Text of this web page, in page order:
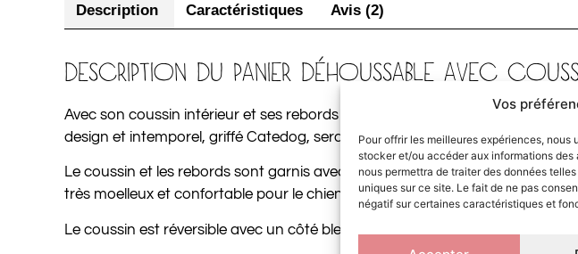
Vos
Pour offrir les meilleures expériences,
stocker et/ou accéder aux informations
nous permettra de traiter des données
uniques sur ce site. Le fait de ne pas
négatif sur certaines caractéristiques et
Description Caractéristiques Avis (2)
DESCRIPTION DU PANIER DÉHOUSSABLE AVEC
Avec son coussin intérieur et ses rebords épais, ce couchage apportera
design et intemporel, griffé Catedog, sera un cocon idéal dans lequel votre
Le coussin et les rebords sont garnis avec de la ouate de polyester. Ce
très moelleux et confortable pour le chien.
Le coussin est réversible avec un côté bleu et l’autre bleu clair.